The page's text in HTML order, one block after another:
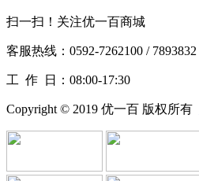
扫一扫！关注优一百商城
客服热线：0592-7262100 / 7893832
工作 日：08:00-17:30
Copyright © 2019 优一百 版权所有